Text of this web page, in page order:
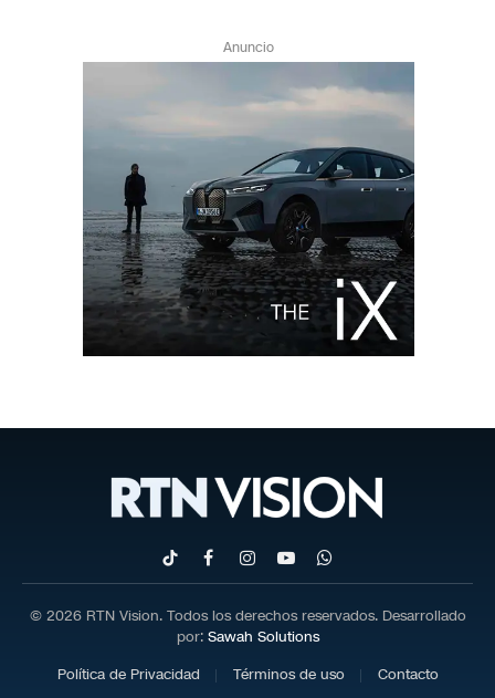
Anuncio
TikTokFacebookInstagram
YouTubeWhatsApp
© 2026 RTN Vision. Todos los derechos reservados. Desarrollado
por: Sawah Solutions
Política de Privacidad
Términos de uso Contacto